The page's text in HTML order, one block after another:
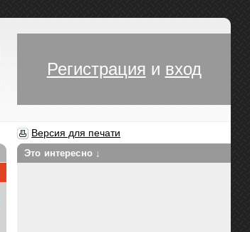
Регистрация и вход
Версия для печати
Это интересно ↓